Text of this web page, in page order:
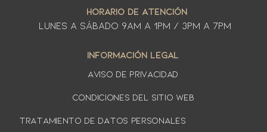
HORARIO DE ATENCIÓN
LUNES A SÁbado 9am a 1pm / 3pm a 7pm
INFORMACIÓN LEGAL
AVISO DE PRIVACIDAD
Condiciones del sitio web
TRATAMIENTO DE DATOS PERSONALES